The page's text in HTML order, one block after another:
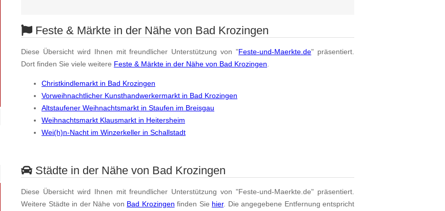
Feste & Märkte in der Nähe von Bad Krozingen
Diese Übersicht wird Ihnen mit freundlicher Unterstützung von "Feste-und-Maerkte.de" präsentiert.
Dort finden Sie viele weitere Feste & Märkte in der Nähe von Bad Krozingen
Christkindlemarkt in Bad Krozingen
Vorweihnachtlicher Kunsthandwerkermarkt in Bad Krozingen
Altstaufener Weihnachtsmarkt in Staufen im Breisgau
Weihnachtsmarkt Klausmarkt in Heitersheim
Wei(h)n-Nacht im Winzerkeller in Schallstadt
Städte in der Nähe von Bad Krozingen
Diese Übersicht wird Ihnen mit freundlicher Unterstützung von "Feste-und-Maerkte.de" präsentiert.
Weitere Städte in der Nähe von Bad Krozingen finden Sie hier. Die angegebene Entfernung entspricht